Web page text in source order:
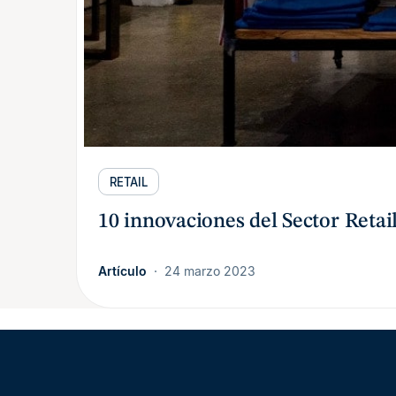
RETAIL
10 innovaciones del Sector
Artículo 24 marzo 2023